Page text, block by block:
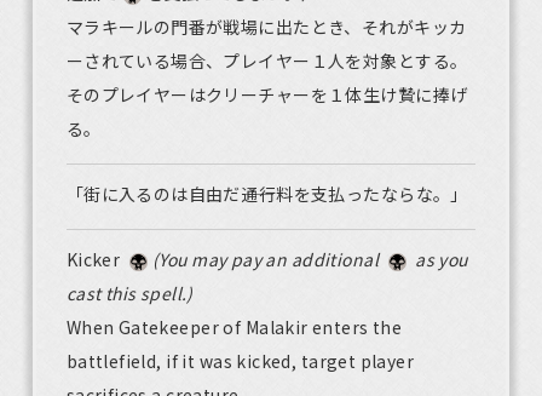
マラキールの門番が戦場に出たとき、それがキッカ
ーされている場合、プレイヤー１人を対象とする。
そのプレイヤーはクリーチャーを１体生け贄に捧げ
る。
「街に入るのは自由だ――通行料を支払ったならな。」
Kicker (You may pay an additional
as you
cast this spell.)
When Gatekeeper of Malakir enters the
battlefield, if it was kicked, target player